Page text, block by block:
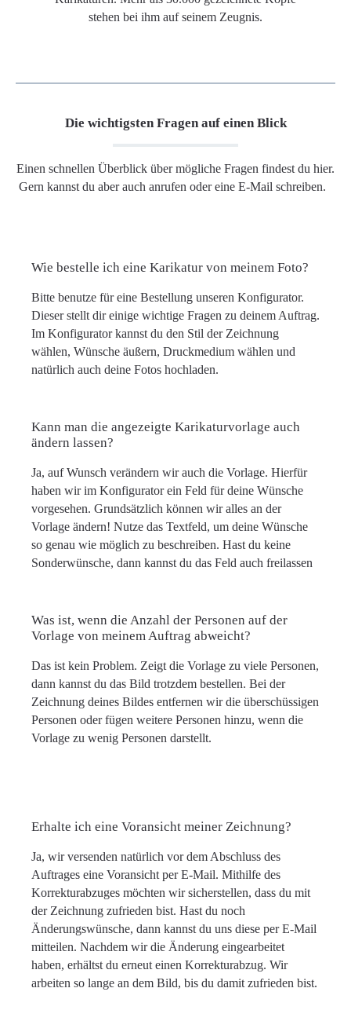
stehen bei ihm auf seinem Zeugnis.
Die wichtigsten Fragen auf einen Blick
Einen schnellen Überblick über mögliche Fragen findest du hier.
Gern kannst du aber auch anrufen oder eine E-Mail schreiben.
Wie bestelle ich eine Karikatur von meinem Foto?
Bitte benutze für eine Bestellung unseren Konfigurator.
Dieser stellt dir einige wichtige Fragen zu deinem Auftrag.
Im Konfigurator kannst du den Stil der Zeichnung
wählen, Wünsche äußern, Druckmedium wählen und
natürlich auch deine Fotos hochladen.
Kann man die angezeigte Karikaturvorlage auch
ändern lassen?
Ja, auf Wunsch verändern wir auch die Vorlage. Hierfür
haben wir im Konfigurator ein Feld für deine Wünsche
vorgesehen. Grundsätzlich können wir alles an der
Vorlage ändern! Nutze das Textfeld, um deine Wünsche
so genau wie möglich zu beschreiben. Hast du keine
Sonderwünsche, dann kannst du das Feld auch freilassen
Was ist, wenn die Anzahl der Personen auf der
Vorlage von meinem Auftrag abweicht?
Das ist kein Problem. Zeigt die Vorlage zu viele Personen,
dann kannst du das Bild trotzdem bestellen. Bei der
Zeichnung deines Bildes entfernen wir die überschüssigen
Personen oder fügen weitere Personen hinzu, wenn die
Vorlage zu wenig Personen darstellt.
Erhalte ich eine Voransicht meiner Zeichnung?
Ja, wir versenden natürlich vor dem Abschluss des
Auftrages eine Voransicht per E-Mail. Mithilfe des
Korrekturabzuges möchten wir sicherstellen, dass du mit
der Zeichnung zufrieden bist. Hast du noch
Änderungswünsche, dann kannst du uns diese per E-Mail
mitteilen. Nachdem wir die Änderung eingearbeitet
haben, erhältst du erneut einen Korrekturabzug. Wir
arbeiten so lange an dem Bild, bis du damit zufrieden bist.